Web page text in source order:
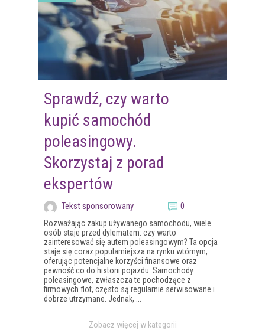
Sprawdź, czy warto
kupić samochód
poleasingowy.
Skorzystaj z porad
ekspertów
Tekst sponsorowany 0
Rozważając zakup używanego samochodu, wiele
osób staje przed dylematem: czy warto
zainteresować się autem poleasingowym? Ta opcja
staje się coraz popularniejsza na rynku wtórnym,
oferując potencjalne korzyści finansowe oraz
pewność co do historii pojazdu. Samochody
poleasingowe, zwłaszcza te pochodzące z
firmowych flot, często są regularnie serwisowane i
dobrze utrzymane. Jednak, ...
Zobacz więcej w kategorii